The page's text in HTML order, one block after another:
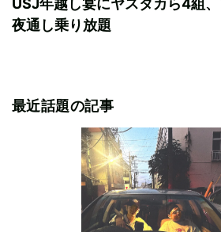
USJ年越し宴にヤスタカら4組
夜通し乗り放題
最近話題の記事